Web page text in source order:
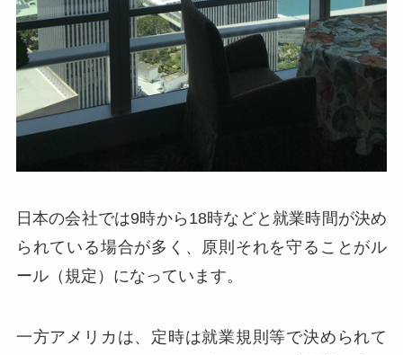
日本の会社では9時から18時などと就業時間が決め
られている場合が多く、原則それを守ることがル
ール（規定）になっています。
一方アメリカは、定時は就業規則等で決められて